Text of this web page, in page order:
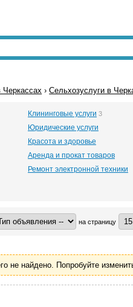
›Сельхозуслуги в
Клининговые услуги 3
Юридические услуги
Красота и здоровье
Аренда и прокат товаров
Ремонт электронной техники
на страницу
не найдено. Попробуйте